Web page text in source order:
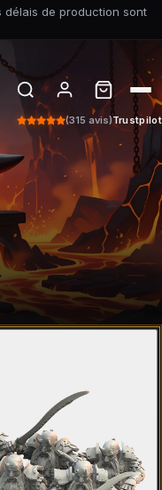
délais de production sont
(315 avis)Trustpilot